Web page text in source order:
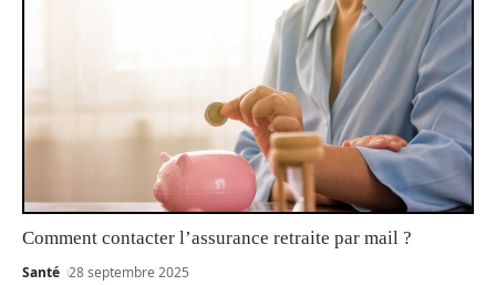
Comment contacter l’assurance retraite par mail ?
Santé 28 septembre 2025